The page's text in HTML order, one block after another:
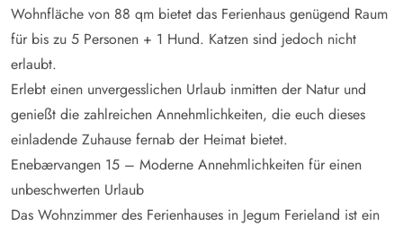
Wohnfläche von 88 qm bietet das Ferienhaus genügend Raum
für bis zu 5 Personen + 1 Hund. Katzen sind jedoch nicht
erlaubt.
Erlebt einen unvergesslichen Urlaub inmitten der Natur und
genießt die zahlreichen Annehmlichkeiten, die euch dieses
einladende Zuhause fernab der Heimat bietet.
Enebærvangen 15 – Moderne Annehmlichkeiten für einen
unbeschwerten Urlaub
Das Wohnzimmer des Ferienhauses in Jegum Ferieland ist ein